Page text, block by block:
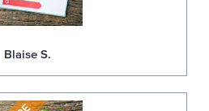
Blaise S.